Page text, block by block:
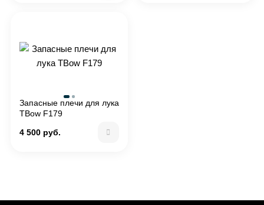
Запасные плечи для лука
TBow F179
4 500 руб.